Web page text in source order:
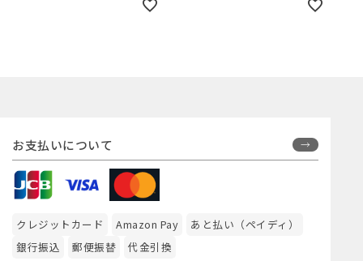
お支払いについて
クレジットカード Amazon Pay
あと払い（ペイディ）
銀行振込
郵便振替 代金引換